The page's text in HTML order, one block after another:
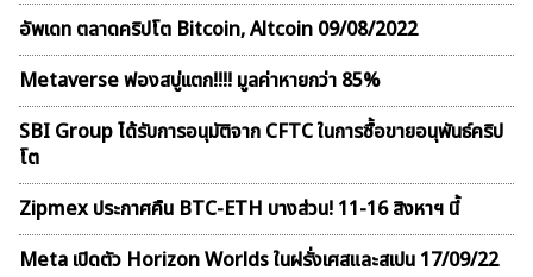
อัพเดท ตลาดคริปโต Bitcoin, Altcoin 09/08/2022
Metaverse ฟองสบู่เเตก!!!! มูลค่าหายกว่า 85%
SBI Group ได้รับการอนุมัติจาก CFTC ในการซื้อขายอนุพันธ์คริป
โต
Zipmex ประกาศคืน BTC-ETH บางส่วน! 11-16 สิงหาฯ นี้
Meta เปิดตัว Horizon Worlds ในฝรั่งเศสและสเปน 17/09/22